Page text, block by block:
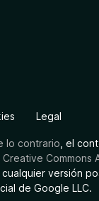
Legal
lo contrario , el
Creative Commons
versión
de Google LLC.